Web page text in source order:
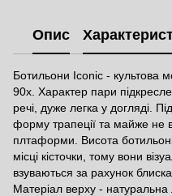
Опис
Ботильони Iconic - культова
90х. Характер пари
речі, дуже легка у догляді.
форму трапеції та майже не
плтаформи. Висота
місці кісточки, тому вони
взуваються за рахунок
Матеріал верху - натуральна